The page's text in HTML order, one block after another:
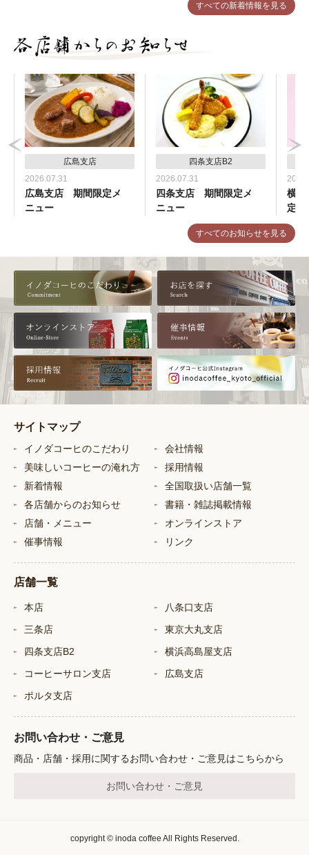
すべての新着情報を見る
すべてのお知らせを見る
広島支店
2026.07.31
広島支店 期間限定メ
ニュー
四条支店B2
2026.07.31
四条支店 期間限定メ
ニュー
横
定メ
サイトマップ
イノダコーヒのこだわり
美味しいコーヒーの淹れ方
新着情報
各店舗からのお知らせ
店舗・メニュー
催事情報
会社情報
採用情報
全国取扱い店舗一覧
書籍・雑誌掲載情報
オンラインストア
リンク
店舗一覧
本店
三条店
四条支店B2
コーヒーサロン支店
ポルタ支店
八条口支店
東京大丸支店
横浜高島屋支店
広島支店
お問い合わせ・ご意見
商品・店舗・採用に関するお問い合わせ・ご意見はこちらから
お問い合わせ・ご意見
copyright © inoda coffee All Rights Reserved.